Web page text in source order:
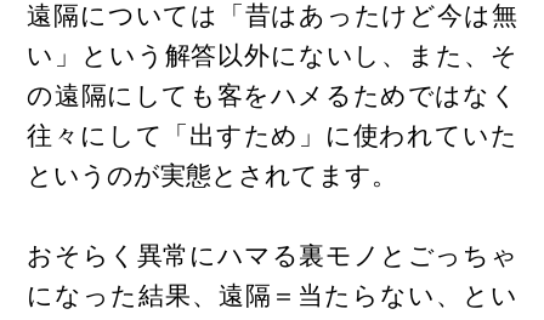
遠隔については「昔はあったけど今は無
い」という解答以外にないし、また、そ
の遠隔にしても客をハメるためではなく
往々にして「出すため」に使われていた
というのが実態とされてます。
おそらく異常にハマる裏モノとごっちゃ
になった結果、遠隔＝当たらない、とい